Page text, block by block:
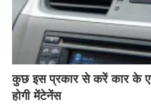
कुछ इस प्रकार से करें कार के
होगी मेंटेनेंस